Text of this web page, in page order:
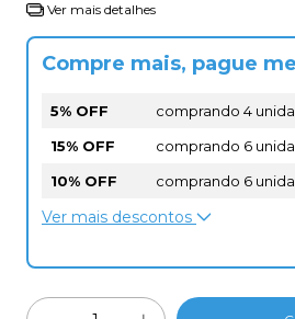
Ver mais detalhes
Compre mais, pague
5% OFF
comprando 4
15% OFF
comprando 6
10% OFF
comprando 6
Ver mais descontos